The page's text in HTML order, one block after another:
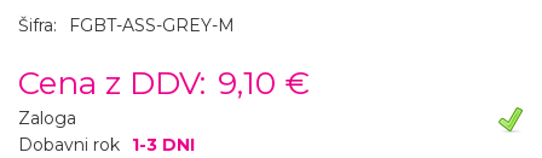
Šifra: FGBT-ASS-GREY-M
Cena z DDV: 9,10 €
Zaloga
Dobavni rok
1-3 DNI